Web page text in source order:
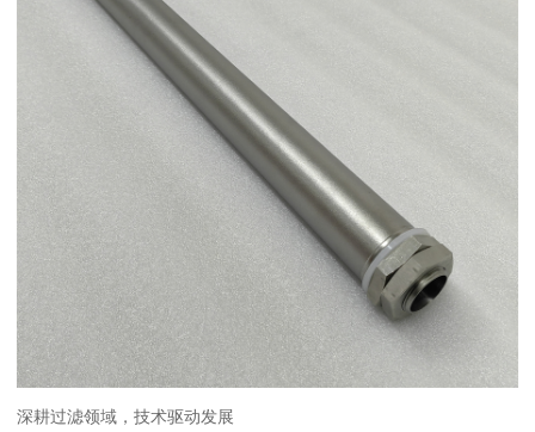
深耕过滤领域，技术驱动发展